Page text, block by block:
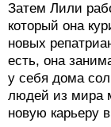
Затем Лили
который она
новых
есть, она
у себя дома
людей из мира
новую карьеру